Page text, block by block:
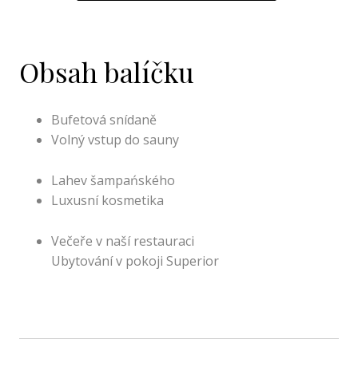
Obsah balíčku
Bufetová snídaně
Volný vstup do sauny
Lahev šampańského
Luxusní kosmetika
Večeře v naší restauraci
Ubytování v pokoji Superior